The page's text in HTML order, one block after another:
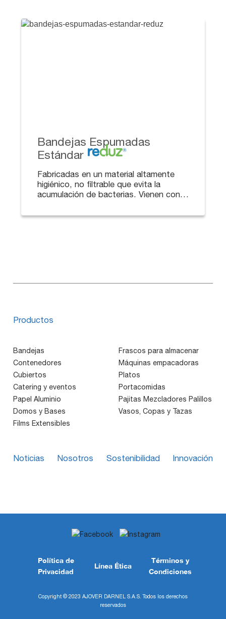
Bandejas Espumadas
Estándar
Fabricadas en un material altamente
higiénico, no filtrable que evita la
acumulación de bacterias. Vienen con
gama de tamaños, colores y
Productos
Bandejas
Contenedores
Cubiertos
Catering y eventos
Papel Aluminio
Domos y Bases
Films Extensibles
Frascos para almacenar
Máquinas empacadoras
Platos
Portacomidas
Pajitas Mezcladores Palillos
Vasos, Copas y Tazas
Noticias Nosotros Sostenibilidad Innovación
Términos y
Condiciones
Política de
Privacidad
Línea Ética
Copyright © 2023 AJOVER DARNEL S.A.S. Todos los derechos
reservados